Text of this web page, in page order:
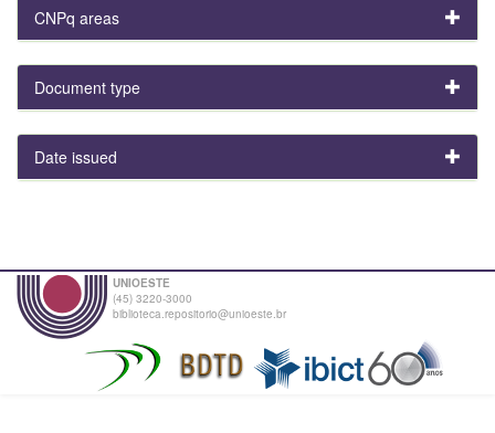
CNPq areas
Document type
Date issued
UNIOESTE
(45) 3220-3000
biblioteca.repositorio@unioeste.br